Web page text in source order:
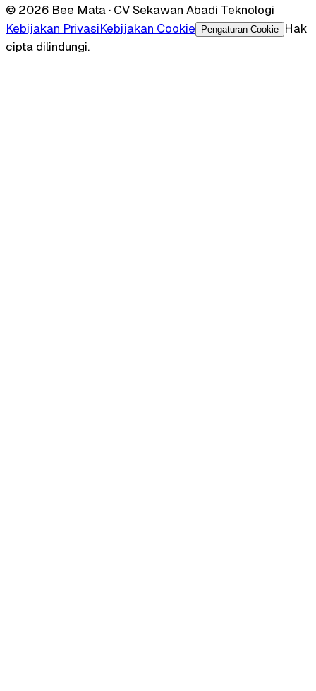
© 2026 Bee Mata · CV Sekawan Abadi Teknologi
Kebijakan PrivasiKebijakan Cookie Pengaturan Cookie
Hak
cipta dilindungi.